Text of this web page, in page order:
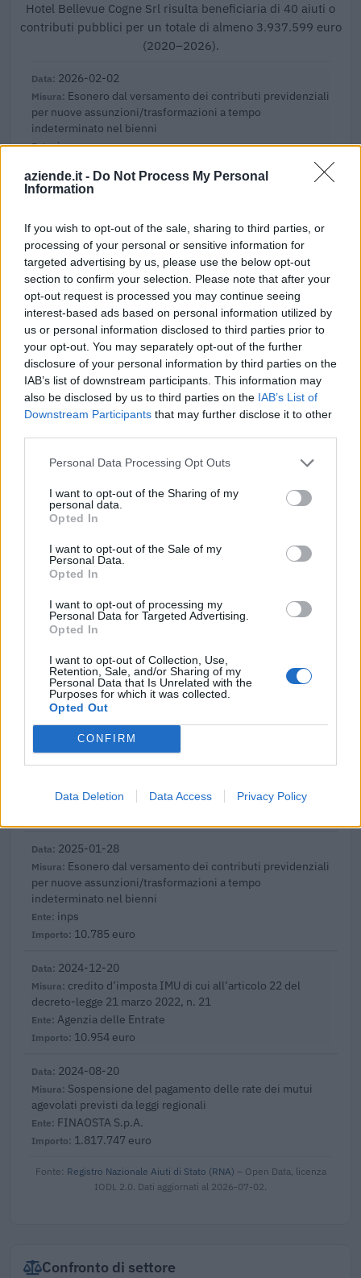
aziende.it - Do Not Process My Personal
Information
If you wish to opt-out of the sale, sharing to third parties, or
processing of your personal or sensitive information for
targeted advertising by us, please use the below opt-out
section to confirm your selection. Please note that after your
opt-out request is processed you may continue seeing
interest-based ads based on personal information utilized by
us or personal information disclosed to third parties prior to
your opt-out. You may separately opt-out of the further
disclosure of your personal information by third parties on the
IAB’s list of downstream participants. This information may
also be disclosed by us to third parties on the IAB’s List of
Downstream Participants that may further disclose it to other
Personal Data Processing Opt Outs
I want to opt-out of the Sharing of my
personal data.
Opted In
I want to opt-out of the Sale of my
Personal Data.
Opted In
I want to opt-out of processing my
Personal Data for Targeted Advertising.
Opted In
I want to opt-out of Collection, Use,
Retention, Sale, and/or Sharing of my
Personal Data that Is Unrelated with the
Purposes for which it was collected.
Opted Out
CONFIRM
Data Deletion Data Access Privacy Policy
Hotel Bellevue Cogne Srl risulta beneficiaria di 40 aiuti o
contributi pubblici per un totale di almeno 3.937.599 euro
(2020–2026).
2026-02-02
Esonero dal versamento dei contributi previdenziali
per nuove assunzioni/trasformazioni a tempo
indeterminato nel bienni
inps
2026-01-29
per l'assunzione di giovani lavoratori ( art. 1 comma 10-15
L. 178/
inps
7.013 euro
2025-10-07
Fondo di garanzia per le piccole e medie imprese
Banca del Mezzogiorno MedioCredito Centrale S.p.A.
400.000 euro
2025-09-25
INTERVENTI A VALERE SULLA GESTIONE
ORDINARIA
FINAOSTA SPA
2025-09-25
Contributi a sostegno delle imprese colpite
FINAOSTA S.p.A.
43.357 euro
2025-03-20
Esonero dal versamento dei contributi previdenziali
indeterminato nel bienni
inps
9.883 euro
2025-02-01
Esonero dal versamento dei contributi previdenziali
per l'assunzione di giovani lavoratori ( art. 1 comma 10-15
inps
2025-01-28
Esonero dal versamento dei contributi previdenziali
per nuove assunzioni/trasformazioni a tempo
indeterminato nel bienni
inps
10.785 euro
2024-12-20
credito d’imposta IMU di cui all’articolo 22 del
decreto-legge 21 marzo 2022, n. 21
Agenzia delle Entrate
10.954 euro
2024-08-20
Sospensione del pagamento delle rate dei mutui
agevolati previsti da leggi regionali
FINAOSTA S.p.A.
1.817.747 euro
Fonte: Registro Nazionale Aiuti di Stato (RNA) – Open Data, licenza
IODL 2.0. Dati aggiornati al 2026-07-02.
Confronto di settore